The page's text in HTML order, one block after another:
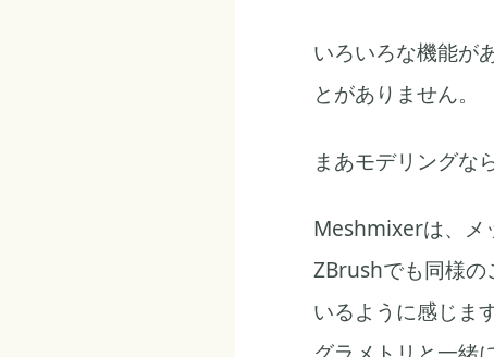
いろいろな機能が
とがありません。
まあモデリングな
Meshmixerは、メ
ZBrushでも同様
いるように感じま